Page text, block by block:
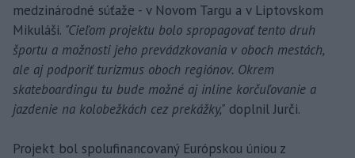
medzinárodné súťaže - v Novom Targu a v Liptovskom
Mikuláši. "Cieľom projektu bolo spropagovať tento druh
športu a možnosti jeho prevádzkovania v oboch mestách,
ale aj podporiť turizmus oboch regiónov. Okrem
skateboardingu tu bude možné aj inline korčuľovanie a
jazdenie na kolobežkách cez prekážky," doplnil Jurči.
Projekt bol spolufinancovaný Európskou úniou z